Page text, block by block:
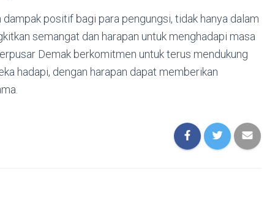
positif bagi para pengungsi, tidak hanya dalam
semangat dan harapan untuk menghadapi masa
Demak berkomitmen untuk terus mendukung
hadapi, dengan harapan dapat memberikan